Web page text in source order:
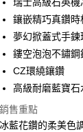
宅配
免運費
鑲嵌精巧真鑽時
夢幻掀蓋式手鍊
鏤空泡泡不鏽鋼
CZ環繞鑲鑽
高級耐磨藍寶石
銷售重點
冰藍花鑽的柔美色